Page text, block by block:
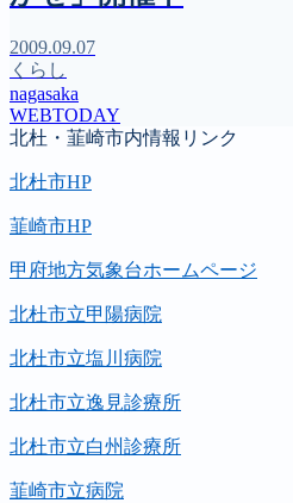
2009.09.07
くらし
nagasaka
WEBTODAY
北杜・韮崎市内情報リンク
北杜市HP
韮崎市HP
甲府地方気象台ホームページ
北杜市立甲陽病院
北杜市立塩川病院
北杜市立逸見診療所
北杜市立白州診療所
韮崎市立病院